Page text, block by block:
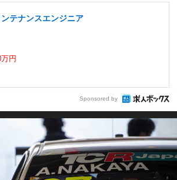
テナンスエンジニア
円
Sponsored by